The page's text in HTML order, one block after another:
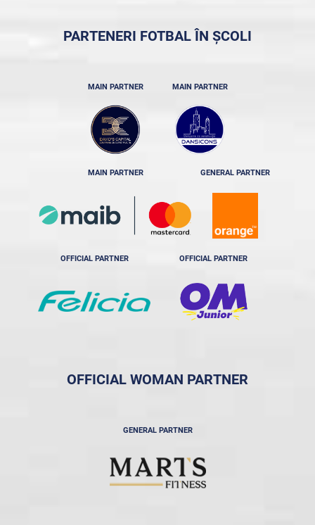
PARTENERI FOTBAL ÎN ȘCOLI
MAIN PARTNER MAIN PARTNER
MAIN PARTNER GENERAL PARTNER
OFFICIAL PARTNER OFFICIAL PARTNER
OFFICIAL WOMAN PARTNER
GENERAL PARTNER